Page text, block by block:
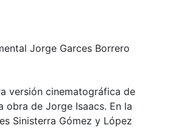
Jorge Garces Borrero
versión cinematográfica de
obra de Jorge Isaacs. En la
Sinisterra Gómez y López